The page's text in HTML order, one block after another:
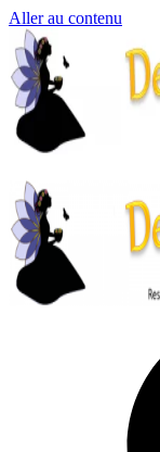
Aller au contenu